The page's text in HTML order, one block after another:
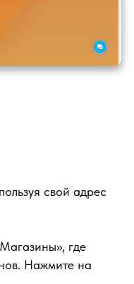
свой адрес
где
Нажмите на